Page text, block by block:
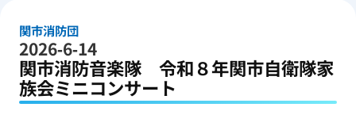
関市消防団
2026-6-14
関市消防音楽隊 令和８年関市自衛隊家
族会ミニコンサート